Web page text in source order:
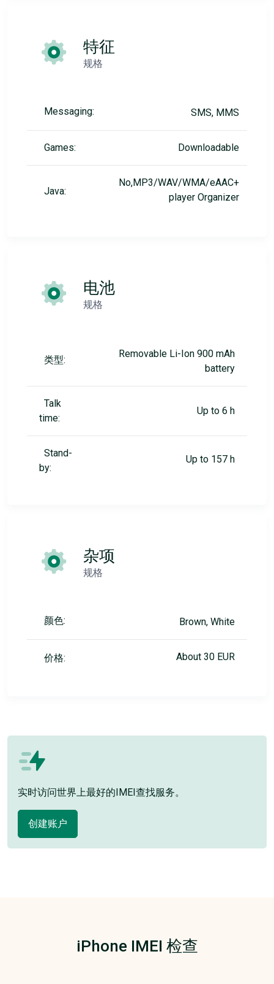
特征
规格
Messaging: SMS, MMS
Games: Downloadable
Java:
No,MP3/WAV/WMA/eAAC+
player Organizer
电池
规格
类型:
Removable Li-Ion 900 mAh
battery
Talk
time:
Up to 6 h
Stand-
by:
Up to 157 h
杂项
规格
颜色: Brown, White
价格: About 30 EUR
实时访问世界上最好的IMEI查找服务。
创建账户
iPhone IMEI 检查